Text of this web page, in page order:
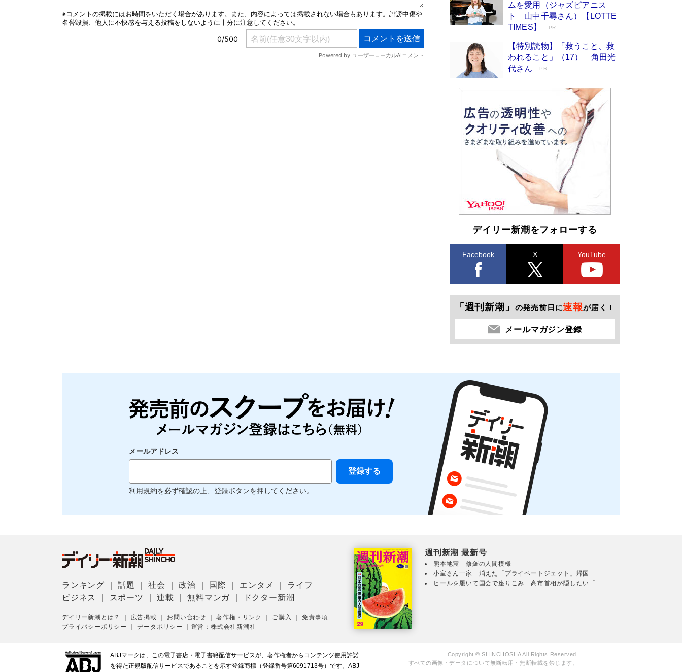
「不意に涙が出そうに…」高嶋政伸が明かし
た“13歳の娘を暴行する役”への葛藤 インティマ
シーコーディネーターに支えられたNHK『大奥』
ムを愛用（ジャズピアニス
ト 山中千尋さん）【LOTTE
TIMES】
PR
【特別読物】「救うこと、救
われること」（17） 角田光
代さん
PR
デイリー新潮をフォローする
Facebook X YouTube
「週刊新潮」 の発売前日に速報が届く！
メールマガジン登録
メールアドレス
利用規約を必ず確認の上、登録ボタンを押してください。
ランキング ｜話題 ｜社会 ｜政治 国際 エンタメ
ライフ
ビジネス
スポーツ ｜連載 ｜無料マンガ ドクター新潮
デイリー新潮とは？ 広告掲載 お問い合わせ ｜著作権・リンク ご購入 ｜免責事項
プライバシーポリシー
｜データポリシー 運営：株式会社新潮社
週刊新潮 最新号
熊本地震 修羅の人間模様
小室さん一家 消えた「プライベートジェット」帰国
ヒールを履いて国会で座りこみ 高市首相が隠したい「...
ABJマークは、この電子書店・電子書籍配信サービスが、著作権者からコンテンツ使用許諾
を得た正規版配信サービスであることを示す登録商標（登録番号第6091713号）です。ABJ
Copyright © SHINCHOSHA All Rights Reserved.
すべての画像・データについて無断転用・無断転載を禁じます。